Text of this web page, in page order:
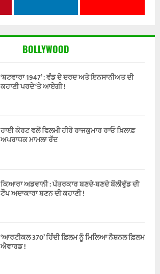
BOLLYWOOD
‘ਬਟਵਾਰਾ 1947’ : ਵੰਡ ਦੇ ਦਰਦ ਅਤੇ ਇਨਸਾਨੀਅਤ ਦੀ
ਕਹਾਣੀ ਪਰਦੇ ‘ਤੇ ਆਏਗੀ !
ਹਾਈ ਕੋਰਟ ਵਲੋਂ ਫਿਲਮੀ ਹੀਰੋ ਰਾਜਕੁਮਾਰ ਰਾਓ ਖ਼ਿਲਾਫ਼
ਅਪਰਾਧਕ ਮਾਮਲਾ ਰੱਦ
ਕਿਆਰਾ ਅਡਵਾਨੀ : ਪੱਤਰਕਾਰ ਬਣਦੇ-ਬਣਦੇ ਬੌਲੀਵੁੱਡ ਦੀ
ਟੌਪ ਅਦਾਕਾਰਾ ਬਣਨ ਦੀ ਕਹਾਣੀ !
‘ਆਰਟੀਕਲ 370’ ਹਿੰਦੀ ਫ਼ਿਲਮ ਨੂੰ ਮਿਲਿਆ ਨੈਸ਼ਨਲ ਫ਼ਿਲਮ
ਐਵਾਰਡ !